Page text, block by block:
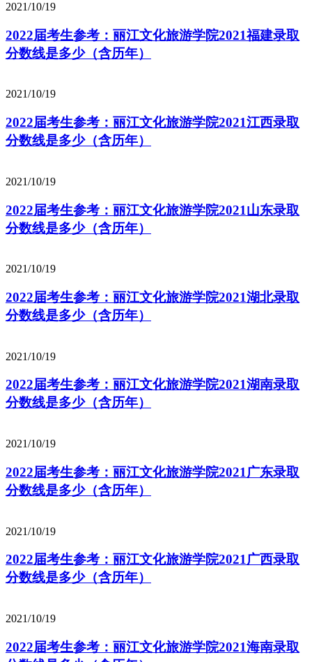
2021/10/19
2022届考生参考：丽江文化旅游学院2021福建录取
分数线是多少（含历年）
2021/10/19
2022届考生参考：丽江文化旅游学院2021江西录取
分数线是多少（含历年）
2021/10/19
2022届考生参考：丽江文化旅游学院2021山东录取
分数线是多少（含历年）
2021/10/19
2022届考生参考：丽江文化旅游学院2021湖北录取
分数线是多少（含历年）
2021/10/19
2022届考生参考：丽江文化旅游学院2021湖南录取
分数线是多少（含历年）
2021/10/19
2022届考生参考：丽江文化旅游学院2021广东录取
分数线是多少（含历年）
2021/10/19
2022届考生参考：丽江文化旅游学院2021广西录取
分数线是多少（含历年）
2021/10/19
2022届考生参考：丽江文化旅游学院2021海南录取